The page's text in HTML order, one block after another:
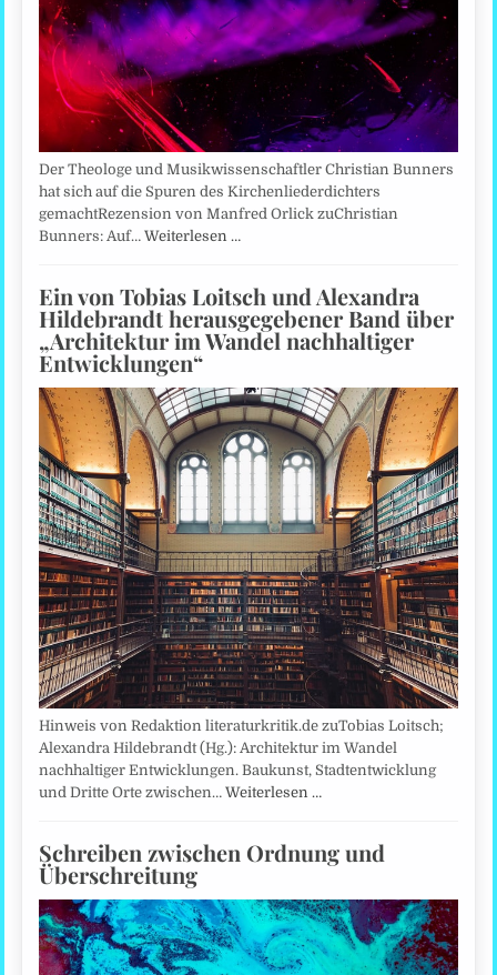
Der Theologe und Musikwissenschaftler Christian Bunners
hat sich auf die Spuren des Kirchenliederdichters
gemachtRezension von Manfred Orlick zuChristian
Bunners: Auf…Weiterlesen …
Ein von Tobias Loitsch und Alexandra
Hildebrandt herausgegebener Band über
„Architektur im Wandel nachhaltiger
Entwicklungen“
Hinweis von Redaktion literaturkritik.de zuTobias Loitsch;
Alexandra Hildebrandt (Hg.): Architektur im Wandel
nachhaltiger Entwicklungen. Baukunst, Stadtentwicklung
und Dritte Orte zwischen…Weiterlesen …
Schreiben zwischen Ordnung und
Überschreitung